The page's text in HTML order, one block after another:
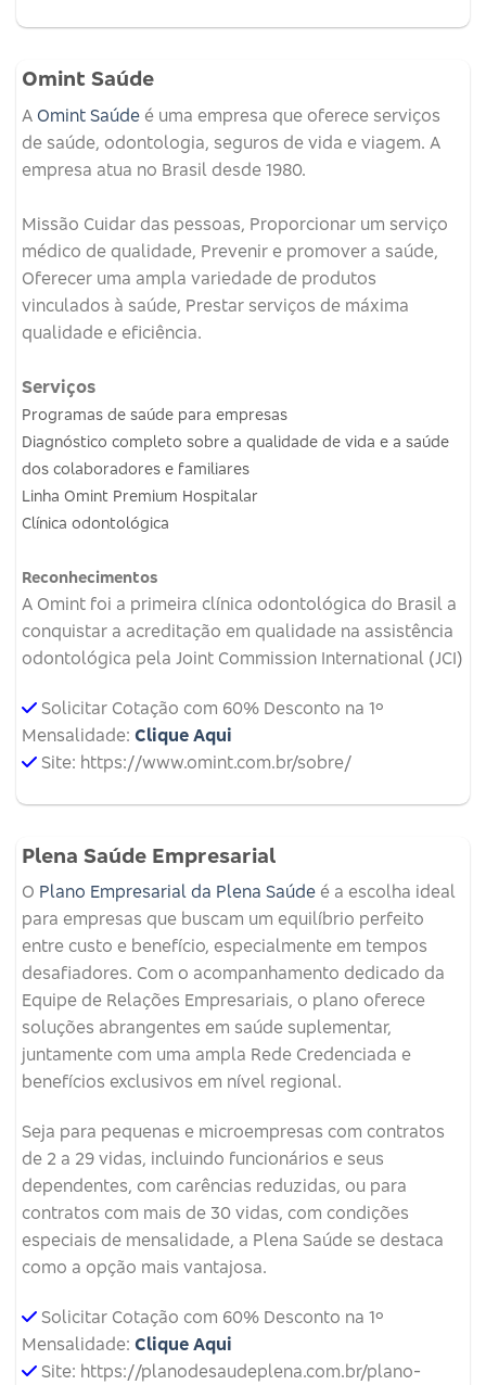
Omint Saúde
A Omint Saúde é uma empresa que oferece serviços
de saúde, odontologia, seguros de vida e viagem. A
empresa atua no Brasil desde 1980.
Missão Cuidar das pessoas, Proporcionar um serviço
médico de qualidade, Prevenir e promover a saúde,
Oferecer uma ampla variedade de produtos
vinculados à saúde, Prestar serviços de máxima
qualidade e eficiência.
Serviços
Programas de saúde para empresas
Diagnóstico completo sobre a qualidade de vida e a saúde
dos colaboradores e familiares
Linha Omint Premium Hospitalar
Clínica odontológica
Reconhecimentos
A Omint foi a primeira clínica odontológica do Brasil a
conquistar a acreditação em qualidade na assistência
odontológica pela Joint Commission International (JCI)
Solicitar Cotação com 60% Desconto na 1º
Mensalidade: Clique Aqui
Site: https://www.omint.com.br/sobre/
Plena Saúde Empresarial
O Plano Empresarial da Plena Saúde é a escolha ideal
para empresas que buscam um equilíbrio perfeito
entre custo e benefício, especialmente em tempos
desafiadores. Com o acompanhamento dedicado da
Equipe de Relações Empresariais, o plano oferece
soluções abrangentes em saúde suplementar,
juntamente com uma ampla Rede Credenciada e
benefícios exclusivos em nível regional.
Seja para pequenas e microempresas com contratos
de 2 a 29 vidas, incluindo funcionários e seus
dependentes, com carências reduzidas, ou para
contratos com mais de 30 vidas, com condições
especiais de mensalidade, a Plena Saúde se destaca
como a opção mais vantajosa.
Solicitar Cotação com 60% Desconto na 1º
Mensalidade: Clique Aqui
Site: https://planodesaudeplena.com.br/plano-